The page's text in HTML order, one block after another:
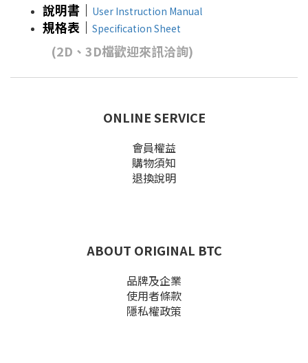
說明書｜ User Instruction Manual
規格表 ｜ Specification Sheet
(2D、3D檔歡迎來訊洽詢)
ONLINE SERVICE
會員權益
購物須知
退換說明
ABOUT ORIGINAL BTC
品牌及企業
使用者條款
隱私權政策